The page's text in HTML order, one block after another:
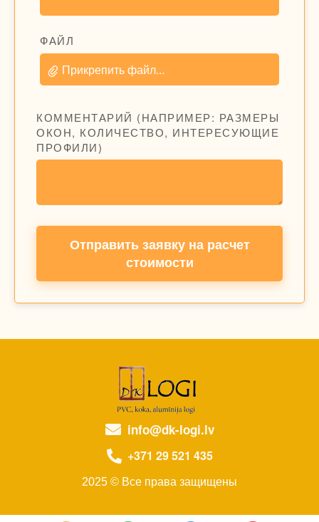
ФАЙЛ
Прикрепить файл...
КОММЕНТАРИЙ (НАПРИМЕР: РАЗМЕРЫ
ОКОН, КОЛИЧЕСТВО, ИНТЕРЕСУЮЩИЕ
ПРОФИЛИ)
Отправить заявку на расчет
стоимости
info@dk-logi.lv
+371 29 521 435
2025 © Все права защищены